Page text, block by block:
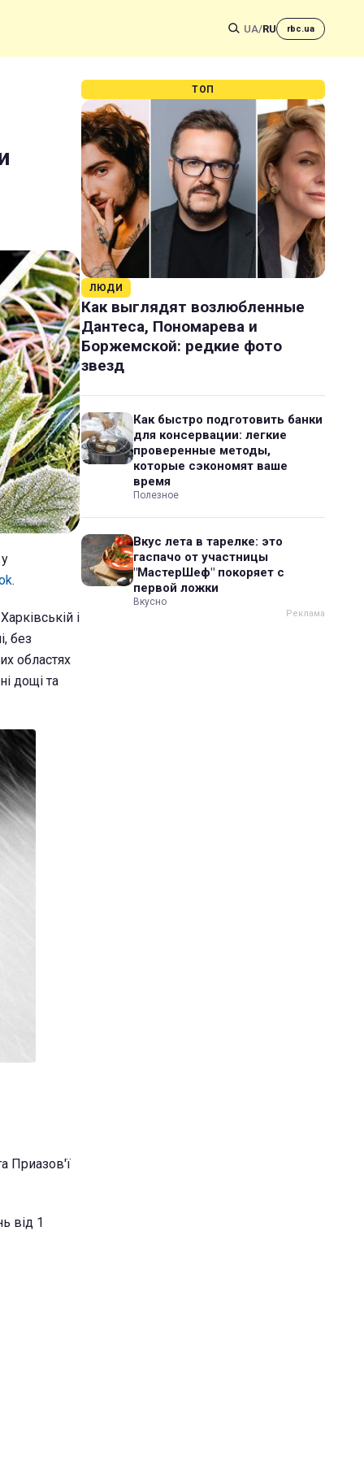
UA/RU rbc.ua
.
і
без
областях
дощі та
Приазов'ї
від 1
ТОП
ЛЮДИ
Как выглядят возлюбленные
Дантеса, Пономарева и
Боржемской: редкие фото
звезд
Как быстро подготовить банки
для консервации: легкие
проверенные методы,
которые сэкономят ваше
время
Полезное
Вкус лета в тарелке: это
гаспачо от участницы
"МастерШеф" покоряет с
первой ложки
Вкусно